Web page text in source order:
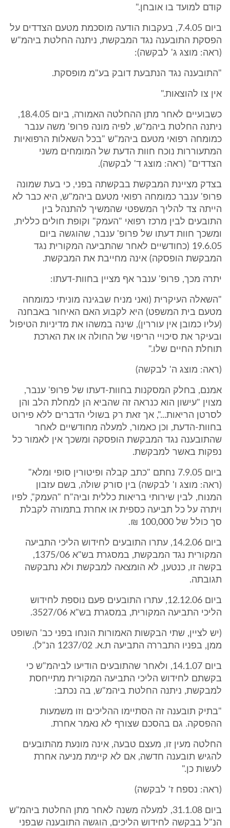
קודם למועד בו אובחן."
ביום 7.4.05, בעקבות הודעה מוסכמת מטעם הצדדים על
הפסקת התובענה נגד המבקשת, ניתנה החלטת ביהמ"ש
(ראה: מוצג ג' לבקשה):
"התובענה נגד הנתבעת דובק בע"מ מופסקת.
אין צו להוצאות."
כשבועיים לאחר מתן ההחלטה האמורה, ביום 18.4.05,
ניתנה החלטת ביהמ"ש, לפיה מונה פרופ' משה ענבר
כמומחה רפואי מטעם ביהמ"ש "בכל השאלות הרפואיות
המתעוררות נוכח חוות הדעת של המומחים משני
הצדדים" (ראה: מוצג ד' לבקשה).
בצדק מציינת המבקשת בבקשתה בפני, כי בעת שמונה
פרופ' ענבר כמומחה רפואי מטעם ביהמ"ש, היא כבר לא
הייתה צד להליך המשפטי שהמשיך להתנהל בין
התובעים לבין מרכז רפואי "העמק" וקופת חולים כללית,
ומשכך חוות דעתו של פרופ' ענבר, שהוגשה ביום
19.6.05 (כחודשיים לאחר שהתביעה המקורית נגד
המבקשת הופסקה) אינה מחייבת את המבקשת.
יתרה מכך, פרופ' ענבר אף מציין בחוות-דעתו:
"השאלה העיקרית (ואני מניח שבגינה מוניתי כמומחה
מטעם בית המשפט) היא לקבוע האם האיחור באבחנה
(עליו כמובן אין עוררין), שינה במשהו את מדיניות הטיפול
ובעיקר את סיכויי הריפוי של החולה או את הארכת
תוחלת החיים שלו."
(ראה: מוצג ה' לבקשה)
אמנם, בחלק המסקנות בחוות-דעתו של פרופ' ענבר,
מצוין "עישון הוא כנראה זה שהביא הן למחלת הלב והן
לסרטן הריאות...", אך זאת רק בשולי הדברים ללא פירוט
בחוות-הדעת, וכן כאמור, למעלה מחודשיים לאחר
שהתובענה נגד המבקשת הופסקה ומשכך אין לאמור כל
נפקות באשר למבקשת.
ביום 7.9.05 נחתם "כתב קבלה ופיטורין סופי ומלא"
(ראה: מוצג ו' לבקשה) בין סורק שולה, בשם עזבון
המנוח, לבין שירותי בריאות כללית וביה"ח "העמק", לפיו
ויתרה על כל תביעה כספית או אחרת בתמורה לקבלת
סך כולל של 100,000 ₪.
ביום 14.2.06, עתרו התובעים לחידוש הליכי התביעה
המקורית נגד המבקשת, במסגרת בש"א 1375/06,
בקשה זו, כנטען, לא הומצאה למבקשת ולא נתבקשה
תגובתה.
ביום 12.12.06, עתרו התובעים פעם נוספת לחידוש
הליכי התביעה המקורית, במסגרת בש"א 3527/06.
(יש לציין, שתי הבקשות האמורות הונחו בפני כב' השופט
ממן, בפניו התבררה התביעה ת.א. 1237/02 הנ"ל).
ביום 14.1.07, ולאחר שהתובעים הודיעו לביהמ"ש כי
בקשתם לחידוש הליכי התביעה המקורית מתייחסת
למבקשת, ניתנה החלטת ביהמ"ש, בה נכתב:
"בתיק תובענה זה הסתיימו ההליכים וזו משמעות
ההפסקה. גם בהסכם שצורף לא נאמר אחרת.
החלטה מעין זו, מעצם טבעה, אינה מונעת מהתובעים
להגיש תובענה חדשה, אם לא קיימת מניעה אחרת
לעשות כן."
(ראה: נספח ז' לבקשה)
ביום 31.1.08, למעלה משנה לאחר מתן החלטת ביהמ"ש
הנ"ל בבקשה לחידוש הליכים, הוגשה התובענה שבפני